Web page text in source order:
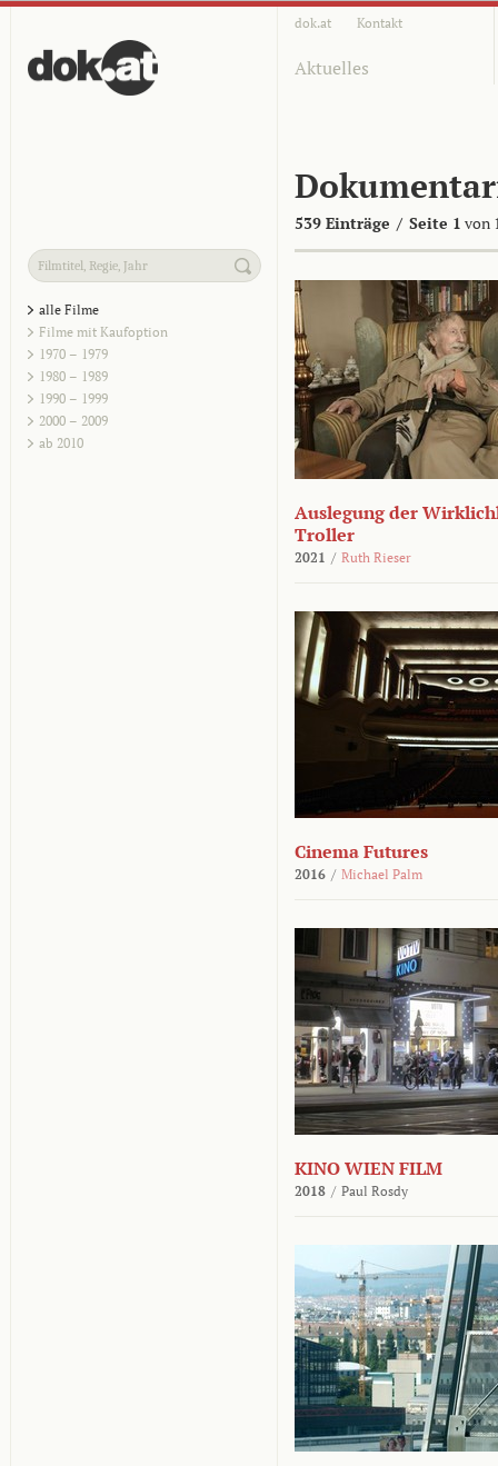
dok.at Kontakt
Aktuelles
539 Einträge / Seite 1 von
alle Filme
Filme mit Kaufoption
1970 – 1979
1980 – 1989
1990 – 1999
2000 – 2009
ab 2010
Auslegung der
Troller
2021 / Ruth Rieser
Cinema Futures
2016 / Michael Palm
KINO WIEN FILM
2018 / Paul Rosdy